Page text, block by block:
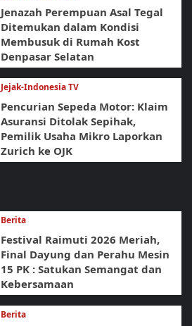
Jenazah Perempuan Asal Tegal
Ditemukan dalam Kondisi
Membusuk di Rumah Kost
Denpasar Selatan
Jejak-Indonesia TV
Pencurian Sepeda Motor: Klaim
Asuransi Ditolak Sepihak,
Pemilik Usaha Mikro Laporkan
Zurich ke OJK
Berita
Festival Raimuti 2026 Meriah,
Final Dayung dan Perahu Mesin
15 PK : Satukan Semangat dan
Kebersamaan
Berita